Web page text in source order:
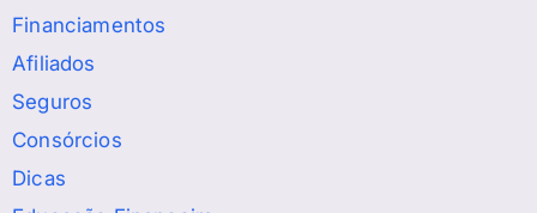
Financiamentos
Afiliados
Seguros
Consórcios
Dicas